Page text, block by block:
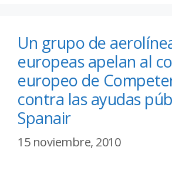
Un grupo de
europeas apelan al
europeo de
contra las ayudas
Spanair
15 noviembre, 2010